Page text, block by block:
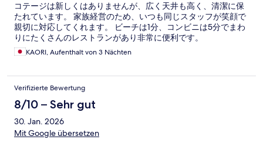
コテージは新しくはありませんが、広く天井も高く、清潔に保
たれています。 家族経営のため、いつも同じスタッフが笑顔で
親切に対応してくれます。 ビーチは1分、コンビニは5分でまわ
りにたくさんのレストランがあり非常に便利です。
KAORI, Aufenthalt von 3 Nächten
Verifizierte Bewertung
8/10 – Sehr gut
30. Jan. 2026
Mit Google übersetzen